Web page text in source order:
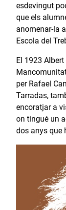
esdevingut
que els
anomenar-la
Escola del
El 1923
per Rafael
Tarradas,
encoratjar a
on tingué un
dos anys que